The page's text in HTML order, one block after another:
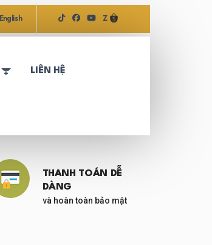
English Z
LIÊN HỆ
THANH TOÁN DỄ
DÀNG
và hoàn toàn bảo mật